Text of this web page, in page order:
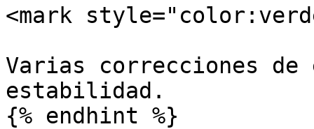
<mark
Varias correcciones
estabilidad.
{% endhint %}